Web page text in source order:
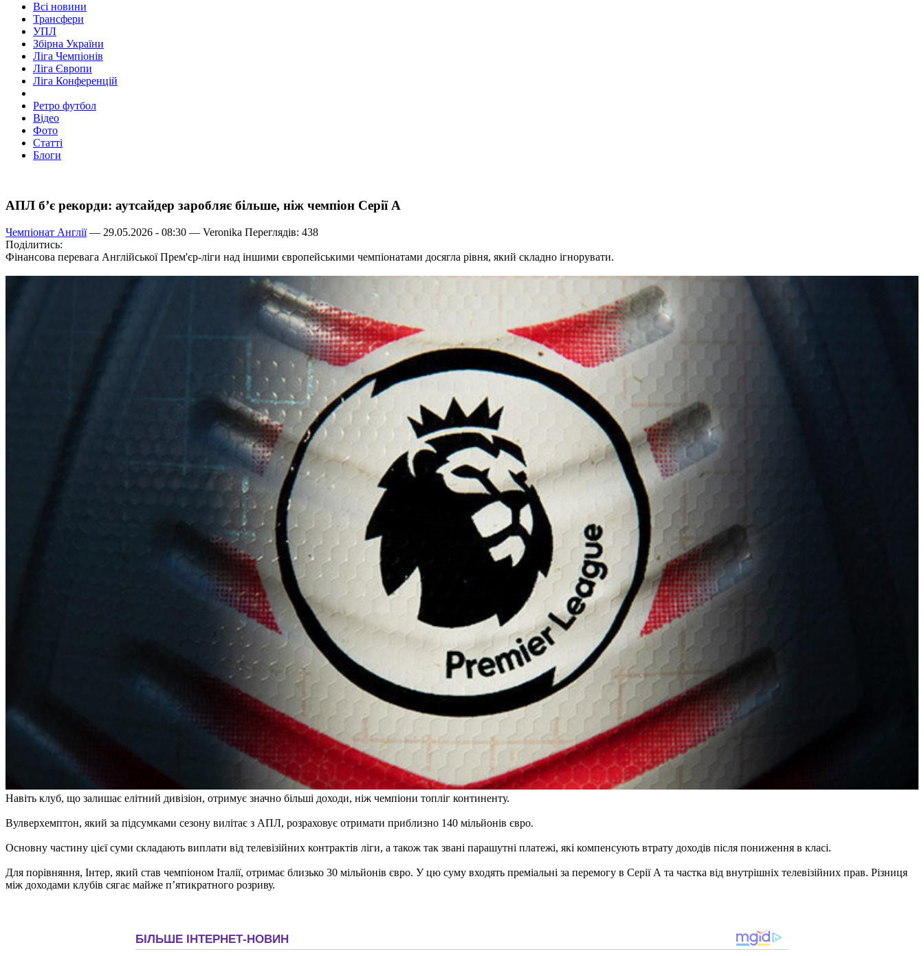
Всі новини
Трансфери
УПЛ
Збірна України
Ліга Чемпіонів
Ліга Європи
Ліга Конференцій
Ретро футбол
Відео
Фото
Статті
Блоги
АПЛ б’є рекорди: аутсайдер заробляє більше, ніж чемпіон Серії А
Чемпіонат Англії— 29.05.2026 - 08:30 — Veronika Переглядів: 438
Поділитись:
Фінансова перевага Англійської Прем'єр-ліги над іншими європейськими чемпіонатами досягла рівня, який складно ігнорувати.
Навіть клуб, що залишає елітний дивізіон, отримує значно більші доходи, ніж чемпіони топліг континенту.
Вулверхемптон, який за підсумками сезону вилітає з АПЛ, розраховує отримати приблизно 140 мільйонів євро.
Основну частину цієї суми складають виплати від телевізійних контрактів ліги, а також так звані парашутні платежі, які компенсують втрату доходів після пониження в класі.
Для порівняння, Інтер, який став чемпіоном Італії, отримає близько 30 мільйонів євро. У цю суму входять преміальні за перемогу в Серії А та частка від внутрішніх телевізійних прав. Різниця
між доходами клубів сягає майже п’ятикратного розриву.